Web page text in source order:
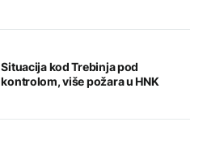
Situacija kod Trebinja pod
kontrolom, više požara u HNK